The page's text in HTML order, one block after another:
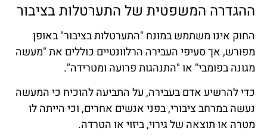
ההגדרה המשפטית של התערטלות בציבור
החוק אינו משתמש במונח "התערטלות בציבור" באופן
מפורש, אך סעיפי העבירה הרלוונטיים כוללים את "מעשה
מגונה בפומבי" או "התנהגות פרועה ומטרידה".
כדי להרשיע אדם בעבירה, על התביעה להוכיח כי המעשה
נעשה במרחב ציבורי, בפני אנשים אחרים, וכי הייתה לו
מטרה או תוצאה של גירוי, ביזוי או הטרדה.